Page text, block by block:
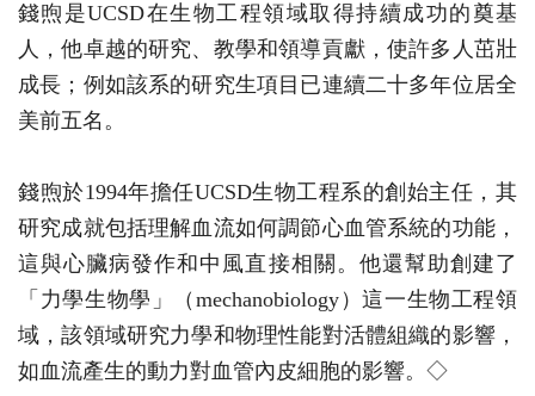
錢煦是UCSD在生物工程領域取得持續成功的奠基
人，他卓越的研究、教學和領導貢獻，使許多人茁壯
成長；例如該系的研究生項目已連續二十多年位居全
美前五名。
錢煦於1994年擔任UCSD生物工程系的創始主任，其
研究成就包括理解血流如何調節心血管系統的功能，
這與心臟病發作和中風直接相關。他還幫助創建了
「力學生物學」（mechanobiology）這一生物工程領
域，該領域研究力學和物理性能對活體組織的影響，
如血流產生的動力對血管內皮細胞的影響。◇